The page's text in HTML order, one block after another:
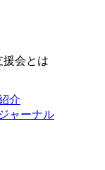
援会とは
介
ャーナル